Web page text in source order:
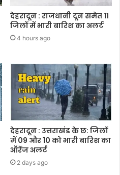
देहरादून : राजधानी दून समेत 11
जिलों में भारी बारिश का अलर्ट
4 hours ago
देहरादून : उत्तराखंड के छ: जिलों
में 09 और 10 को भारी बारिश का
ऑरेंज अलर्ट
2 days ago